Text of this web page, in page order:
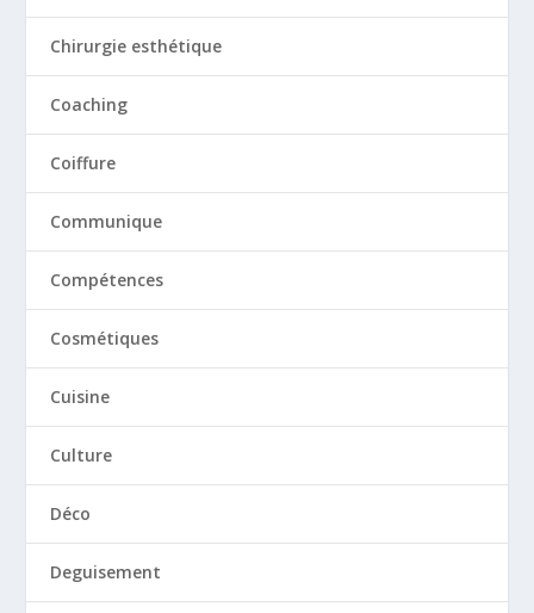
Chirurgie esthétique
Coaching
Coiffure
Communique
Compétences
Cosmétiques
Cuisine
Culture
Déco
Deguisement